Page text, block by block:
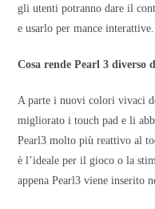
gli utenti potranno dare il
e usarlo per mance interattive.
Cosa rende Pearl 3 diverso
A parte i nuovi colori vivaci
migliorato i touch pad e li
Pearl3 molto più reattivo al
è l’ideale per il gioco o la
appena Pearl3 viene inserito